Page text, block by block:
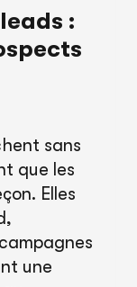
:
sans
que les
Elles
une